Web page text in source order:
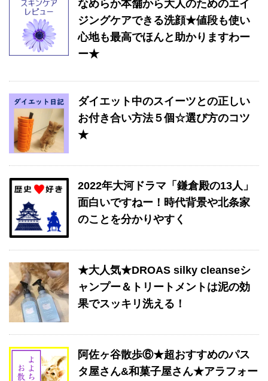
なめらか本舗から大人のためのエイ
ジングケアできる洗顔★値段も使い
心地も最高でほんと助かりますわー
ー★
ダイエット中のスイーツとの正しい
お付き合い方法５個☆選び方のコツ
★
2022年大河ドラマ「鎌倉殿の13人」
面白いですねー！時代背景や北条家
のことを分かりやすく
★大人気★DROAS silky cleanseシ
ャンプー＆トリートメントは泥の効
果でスッキリ洗える！
阿佐ヶ谷散歩⑥★超おすすめのパス
タ屋さん&和菓子屋さん★アラフォー